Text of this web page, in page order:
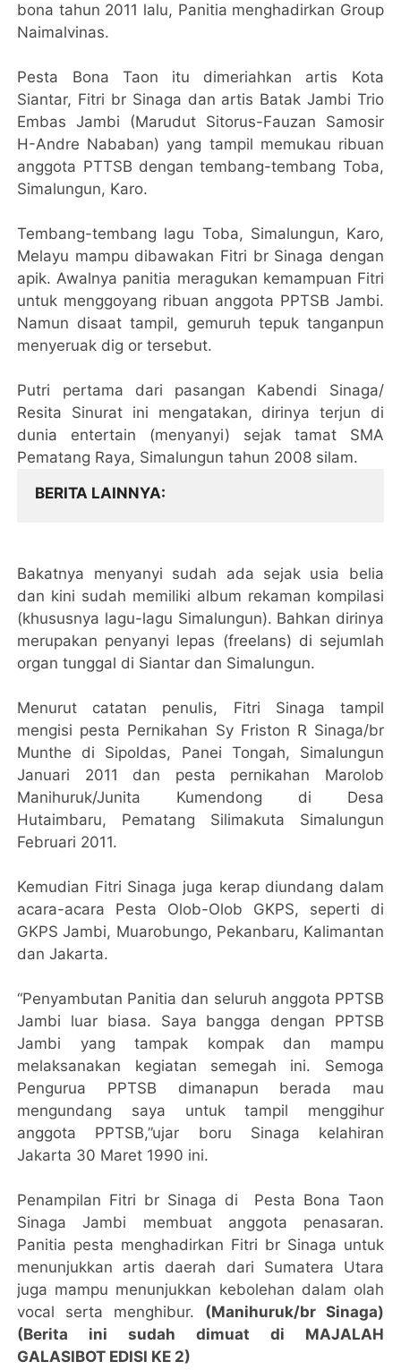
bona tahun 2011 lalu, Panitia menghadirkan Group
Naimalvinas.
Pesta Bona Taon itu dimeriahkan artis Kota
Siantar, Fitri br Sinaga dan artis Batak Jambi Trio
Embas Jambi (Marudut Sitorus-Fauzan Samosir
H-Andre Nababan) yang tampil memukau ribuan
anggota PTTSB dengan tembang-tembang Toba,
Simalungun, Karo.
Tembang-tembang lagu Toba, Simalungun, Karo,
Melayu mampu dibawakan Fitri br Sinaga dengan
apik. Awalnya panitia meragukan kemampuan Fitri
untuk menggoyang ribuan anggota PPTSB Jambi.
Namun disaat tampil, gemuruh tepuk tanganpun
menyeruak dig or tersebut.
Putri pertama dari pasangan Kabendi Sinaga/
Resita Sinurat ini mengatakan, dirinya terjun di
dunia entertain (menyanyi) sejak tamat SMA
Pematang Raya, Simalungun tahun 2008 silam.
BERITA LAINNYA
Bakatnya menyanyi sudah ada sejak usia belia
dan kini sudah memiliki album rekaman kompilasi
(khususnya lagu-lagu Simalungun). Bahkan dirinya
merupakan penyanyi lepas (freelans) di sejumlah
organ tunggal di Siantar dan Simalungun.
Menurut catatan penulis, Fitri Sinaga tampil
mengisi pesta Pernikahan Sy Friston R Sinaga/br
Munthe di Sipoldas, Panei Tongah, Simalungun
Januari 2011 dan pesta pernikahan Marolob
Manihuruk/Junita Kumendong di Desa
Hutaimbaru, Pematang Silimakuta Simalungun
Februari 2011.
Kemudian Fitri Sinaga juga kerap diundang dalam
acara-acara Pesta Olob-Olob GKPS, seperti di
GKPS Jambi, Muarobungo, Pekanbaru, Kalimantan
dan Jakarta.
“Penyambutan Panitia dan seluruh anggota PPTSB
Jambi luar biasa. Saya bangga dengan PPTSB
Jambi yang tampak kompak dan mampu
melaksanakan kegiatan semegah ini. Semoga
Pengurua PPTSB dimanapun berada mau
mengundang saya untuk tampil menggihur
anggota PPTSB,”ujar boru Sinaga kelahiran
Jakarta 30 Maret 1990 ini.
Penampilan Fitri br Sinaga di Pesta Bona Taon
Sinaga Jambi membuat anggota penasaran.
Panitia pesta menghadirkan Fitri br Sinaga untuk
menunjukkan artis daerah dari Sumatera Utara
juga mampu menunjukkan kebolehan dalam olah
vocal serta menghibur. (Manihuruk/br Sinaga)
(Berita ini sudah dimuat di MAJALAH
GALASIBOT EDISI KE 2)